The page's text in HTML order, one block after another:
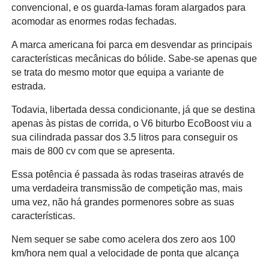
convencional, e os guarda-lamas foram alargados para
acomodar as enormes rodas fechadas.
A marca americana foi parca em desvendar as principais
características mecânicas do bólide. Sabe-se apenas que
se trata do mesmo motor que equipa a variante de
estrada.
Todavia, libertada dessa condicionante, já que se destina
apenas às pistas de corrida, o V6 biturbo EcoBoost viu a
sua cilindrada passar dos 3.5 litros para conseguir os
mais de 800 cv com que se apresenta.
Essa potência é passada às rodas traseiras através de
uma verdadeira transmissão de competição mas, mais
uma vez, não há grandes pormenores sobre as suas
características.
Nem sequer se sabe como acelera dos zero aos 100
km/hora nem qual a velocidade de ponta que alcança